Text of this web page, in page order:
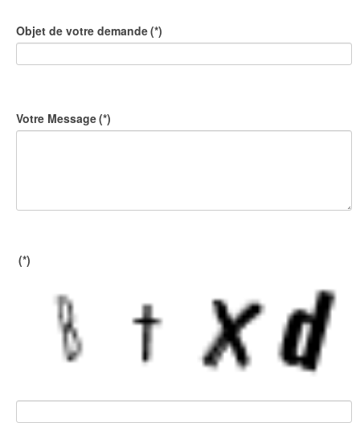
Objet de votre demande(*)
Votre Message(*)
(*)